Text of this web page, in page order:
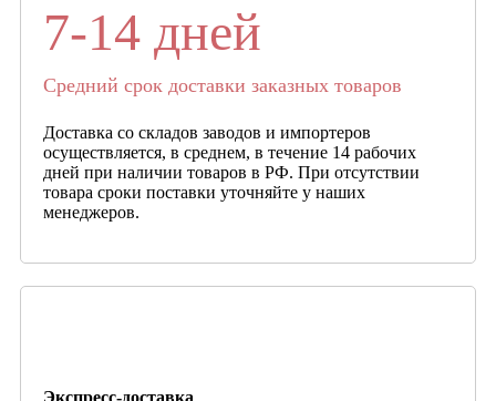
7-14 дней
Средний срок доставки заказных товаров
Доставка со складов заводов и импортеров
осуществляется, в среднем, в течение 14 рабочих
дней при наличии товаров в РФ. При отсутствии
товара сроки поставки уточняйте у наших
менеджеров.
Экспресс-доставка